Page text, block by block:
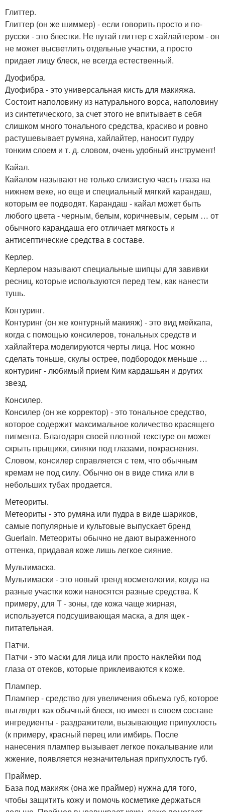
Глиттер.
Глиттер (он же шиммер) - если говорить просто и по-
русски - это блестки. Не путай глиттер с хайлайтером - он
не может высветлить отдельные участки, а просто
придает лицу блеск, не всегда естественный.
Дуофибра.
Дуофибра - это универсальная кисть для макияжа.
Состоит наполовину из натурального ворса, наполовину
из синтетического, за счет этого не впитывает в себя
слишком много тонального средства, красиво и ровно
растушевывает румяна, хайлайтер, наносит пудру
тонким слоем и т. д. словом, очень удобный инструмент!
Кайал.
Кайалом называют не только слизистую часть глаза на
нижнем веке, но еще и специальный мягкий карандаш,
которым ее подводят. Карандаш - кайал может быть
любого цвета - черным, белым, коричневым, серым … от
обычного карандаша его отличает мягкость и
антисептические средства в составе.
Керлер.
Керлером называют специальные шипцы для завивки
ресниц, которые используются перед тем, как нанести
тушь.
Контуринг.
Контуринг (он же контурный макияж) - это вид мейкапа,
когда с помощью консилеров, тональных средств и
хайлайтера моделируются черты лица. Нос можно
сделать тоньше, скулы острее, подбородок меньше …
контуринг - любимый прием Ким кардашьян и других
звезд.
Консилер.
Консилер (он же корректор) - это тональное средство,
которое содержит максимальное количество красящего
пигмента. Благодаря своей плотной текстуре он может
скрыть прыщики, синяки под глазами, покраснения.
Словом, консилер справляется с тем, что обычным
кремам не под силу. Обычно он в виде стика или в
небольших тубах продается.
Метеориты.
Метеориты - это румяна или пудра в виде шариков,
самые популярные и культовые выпускает бренд
Guerlain. Метеориты обычно не дают выраженного
оттенка, придавая коже лишь легкое сияние.
Мультимаска.
Мультимаски - это новый тренд косметологии, когда на
разные участки кожи наносятся разные средства. К
примеру, для Т - зоны, где кожа чаще жирная,
используется подсушивающая маска, а для щек -
питательная.
Патчи.
Патчи - это маски для лица или просто наклейки под
глаза от отеков, которые приклеиваются к коже.
Плампер.
Плампер - средство для увеличения объема губ, которое
выглядит как обычный блеск, но имеет в своем составе
ингредиенты - раздражители, вызывающие припухлость
(к примеру, красный перец или имбирь. После
нанесения плампер вызывает легкое покалывание или
жжение, появляется незначительная припухлость губ.
Праймер.
База под макияж (она же праймер) нужна для того,
чтобы защитить кожу и помочь косметике держаться